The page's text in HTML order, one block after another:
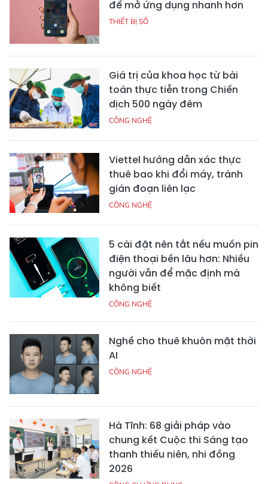
để mở ứng dụng nhanh hơn
THIẾT BỊ SỐ
Giá trị của khoa học từ bài
toán thực tiễn trong Chiến
dịch 500 ngày đêm
CÔNG NGHỆ
Viettel hướng dẫn xác thực
thuê bao khi đổi máy, tránh
gián đoạn liên lạc
CÔNG NGHỆ
5 cài đặt nên tắt nếu muốn pin
điện thoại bền lâu hơn: Nhiều
người vẫn để mặc định mà
không biết
CÔNG NGHỆ
Nghề cho thuê khuôn mặt thời
AI
CÔNG NGHỆ
Hà Tĩnh: 68 giải pháp vào
chung kết Cuộc thi Sáng tạo
thanh thiếu niên, nhi đồng
2026